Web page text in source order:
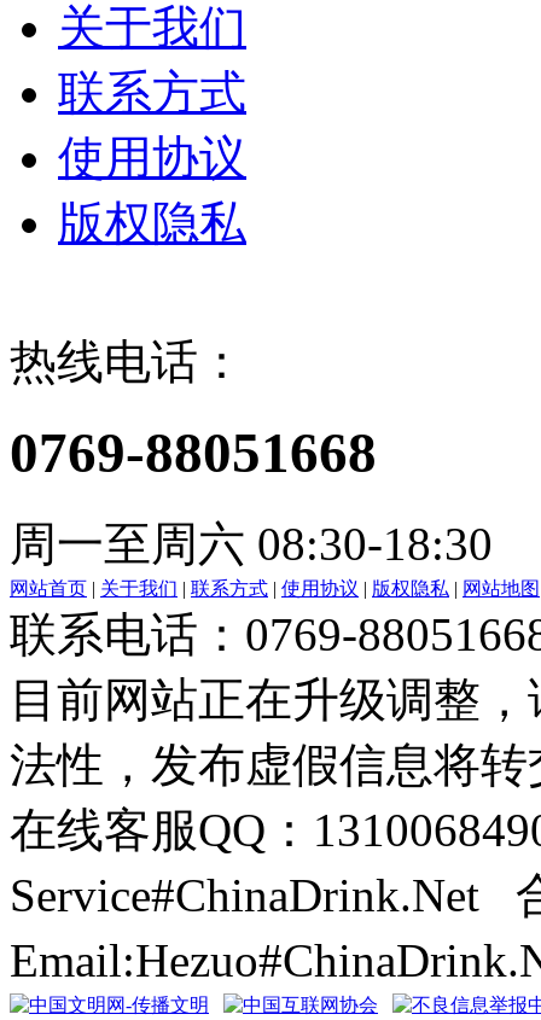
关于我们
联系方式
使用协议
版权隐私
热线电话：
0769-88051668
周一至周六 08:30-18:30
网站首页 | 关于我们 | 联系方式 | 使用协议 | 版权隐私 | 网站地图
联系电话：0769-
目前网站正在升级调整
法性，发布虚假信息将
在线客服QQ：
Service#ChinaDrink.Net